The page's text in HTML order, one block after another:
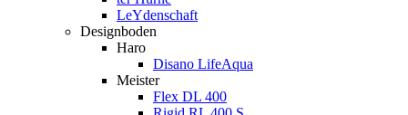
LeYdenschaft
Designboden
Haro
Disano LifeAqua
Meister
Flex DL 400